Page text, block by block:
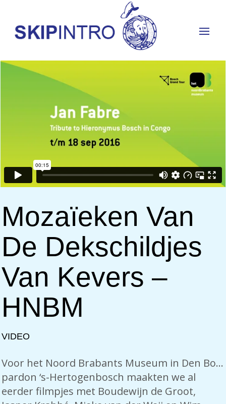
Mozaïeken Van
De Dekschildjes
Van Kevers –
HNBM
VIDEO
Voor het Noord Brabants Museum in Den Bo…
pardon ‘s-Hertogenbosch maakten we al
eerder filmpjes met Boudewijn de Groot,